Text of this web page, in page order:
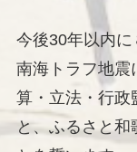
今後30年以内
南海トラフ地震
算・立法・行政
と、ふるさと和